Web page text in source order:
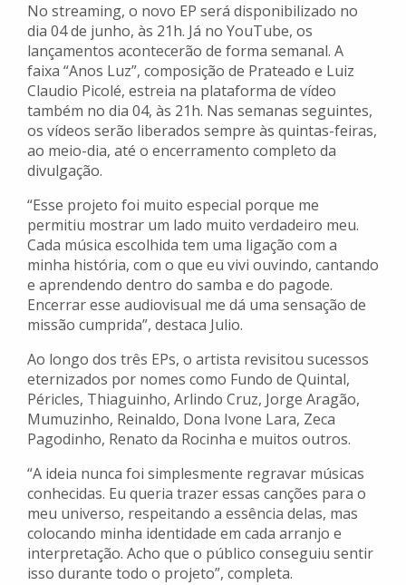
No streaming, o novo EP será disponibilizado no
dia 04 de junho, às 21h. Já no YouTube, os
lançamentos acontecerão de forma semanal. A
faixa “Anos Luz”, composição de Prateado e Luiz
Claudio Picolé, estreia na plataforma de vídeo
também no dia 04, às 21h. Nas semanas seguintes,
os vídeos serão liberados sempre às quintas-feiras,
ao meio-dia, até o encerramento completo da
divulgação.
“Esse projeto foi muito especial porque me
permitiu mostrar um lado muito verdadeiro meu.
Cada música escolhida tem uma ligação com a
minha história, com o que eu vivi ouvindo, cantando
e aprendendo dentro do samba e do pagode.
Encerrar esse audiovisual me dá uma sensação de
missão cumprida”, destaca Julio.
Ao longo dos três EPs, o artista revisitou sucessos
eternizados por nomes como Fundo de Quintal,
Péricles, Thiaguinho, Arlindo Cruz, Jorge Aragão,
Mumuzinho, Reinaldo, Dona Ivone Lara, Zeca
Pagodinho, Renato da Rocinha e muitos outros.
“A ideia nunca foi simplesmente regravar músicas
conhecidas. Eu queria trazer essas canções para o
meu universo, respeitando a essência delas, mas
colocando minha identidade em cada arranjo e
interpretação. Acho que o público conseguiu sentir
isso durante todo o projeto”, completa.